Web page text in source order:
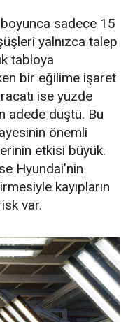
boyunca sadece 15
yalnızca talep
tabloya
bir eğilime işaret
ise yüzde
adede düştü. Bu
önemli
etkisi büyük.
Hyundai’nin
kayıpların
var.